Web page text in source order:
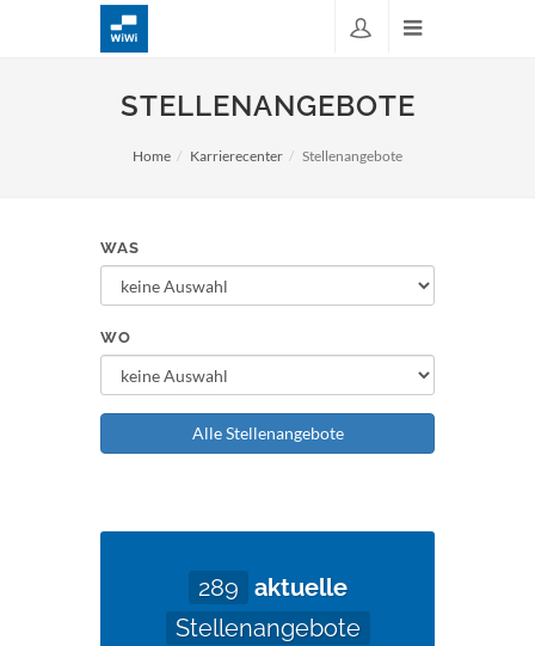
STELLENANGEBOTE
Home Karrierecenter Stellenangebote
WAS
WO
Alle Stellenangebote
289 aktuelle
Stellenangebote